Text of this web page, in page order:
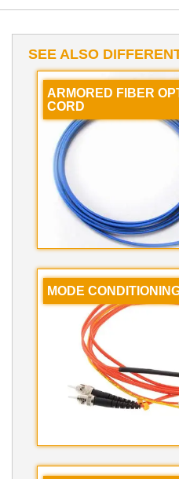
SEE ALSO
ARMORED FIBER
CORD
MODE